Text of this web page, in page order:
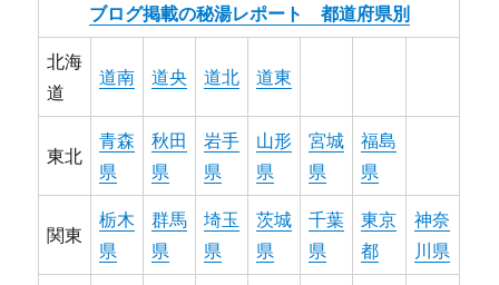
ブログ掲載の秘湯レポート 都道府県別
北海
道
道南 道央 道北 道東
東北
青森
県
秋田
県
岩手
県
山形
県
宮城
県
福島
県
関東
栃木
県
群馬
県
埼玉
県
茨城
県
千葉
県
東京
都
神奈
川県